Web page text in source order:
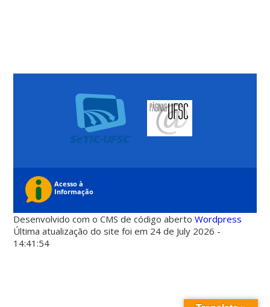
Desenvolvido com o CMS de código abertoWordpress
Última atualização do site foi em 24 de July 2026 -
14:41:54